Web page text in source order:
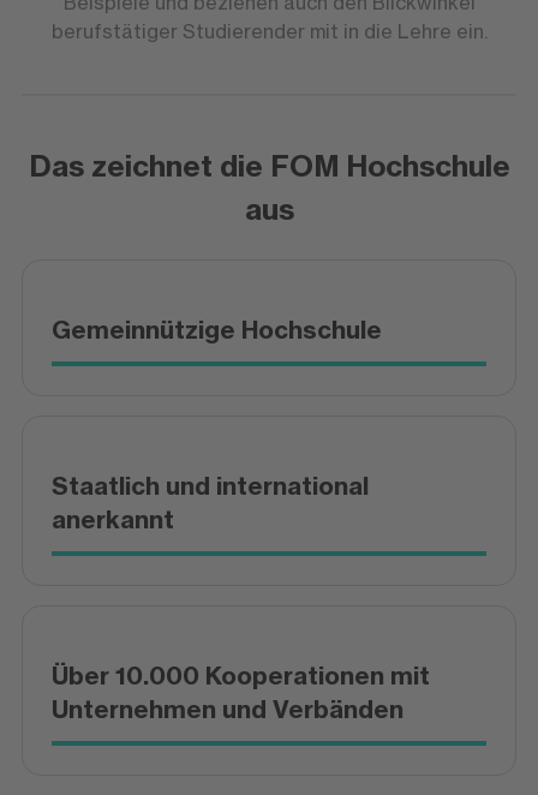
berufstätiger Studierender mit in die Lehre ein.
Das zeichnet die FOM Hochschule
aus
Gemeinnützige Hochschule
Staatlich und international
anerkannt
Über 10.000 Kooperationen mit
Unternehmen und Verbänden